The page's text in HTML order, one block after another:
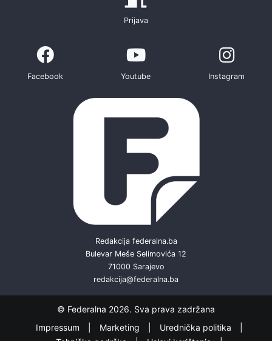
Prijava
Facebook Youtube Instagram
Redakcija federalna.ba
Bulevar Meše Selimovića 12
71000 Sarajevo
redakcija@federalna.ba
© Federalna 2026. Sva prava zadržana
Impressum
Marketing
Urednička politika